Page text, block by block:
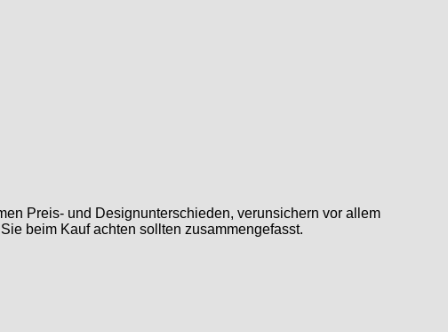
Preis- und Designunterschieden, verunsichern vor allem
beim Kauf achten sollten zusammengefasst.